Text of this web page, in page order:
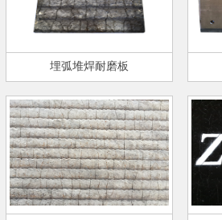
埋弧堆焊耐磨板